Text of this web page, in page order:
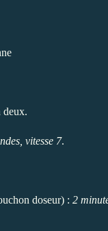
deux.
vitesse 7.
doseur) : 2